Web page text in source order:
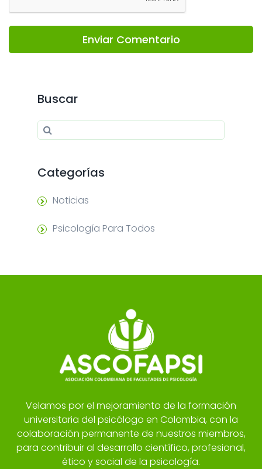
Enviar Comentario
Buscar
Search for:
Categorías
Noticias
Psicología Para Todos
Velamos por el mejoramiento de la formación
universitaria del psicólogo en Colombia, con la
colaboración permanente de nuestros miembros,
para contribuir al desarrollo científico, profesional,
ético y social de la psicología.